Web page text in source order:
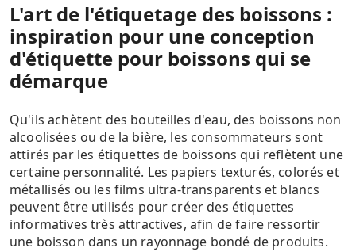
L'art de l'étiquetage des boissons :
inspiration pour une conception
d'étiquette pour boissons qui se
démarque
Qu'ils achètent des bouteilles d'eau, des boissons non
alcoolisées ou de la bière, les consommateurs sont
attirés par les étiquettes de boissons qui reflètent une
certaine personnalité. Les papiers texturés, colorés et
métallisés ou les films ultra-transparents et blancs
peuvent être utilisés pour créer des étiquettes
informatives très attractives, afin de faire ressortir
une boisson dans un rayonnage bondé de produits.